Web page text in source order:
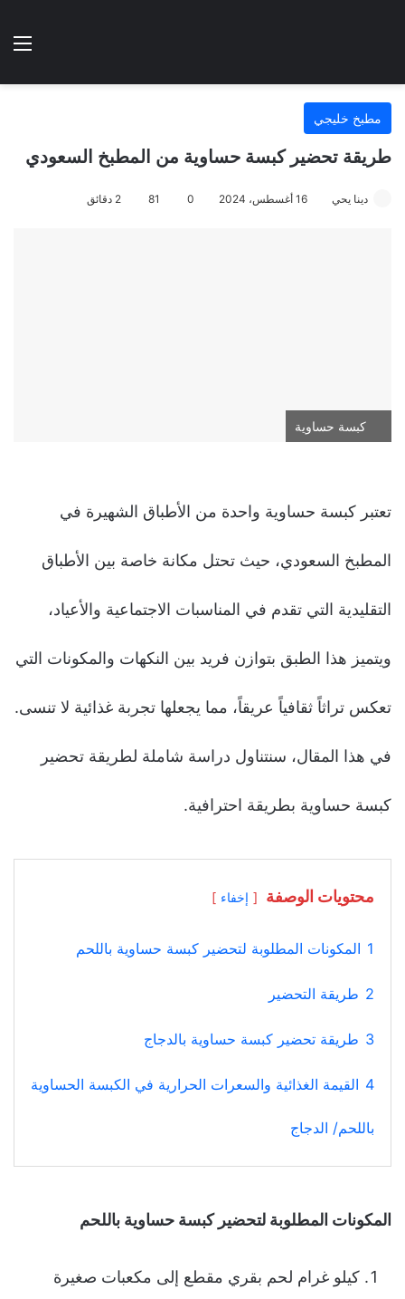
الوضع
مطبخ خليجي
طريقة تحضير كبسة حساوية من المطبخ السعودي
دينا يحي 16 أغسطس، 2024 0
81
كبسة حساوية
تعتبر كبسة حساوية واحدة من الأطباق الشهيرة في
المطبخ السعودي، حيث تحتل مكانة خاصة بين الأطباق
التقليدية التي تقدم في المناسبات الاجتماعية والأعياد،
ويتميز هذا الطبق بتوازن فريد بين النكهات والمكونات التي
تعكس تراثاً ثقافياً عريقاً، مما يجعلها تجربة غذائية لا تنسى.
في هذا المقال، سنتناول دراسة شاملة لطريقة تحضير
كبسة حساوية بطريقة احترافية.
محتويات الوصفة إخفاء
1 المكونات المطلوبة لتحضير كبسة حساوية باللحم
2 طريقة التحضير
3 طريقة تحضير كبسة حساوية بالدجاج
4 القيمة الغذائية والسعرات الحرارية في الكبسة الحساوية
باللحم/ الدجاج
المكونات المطلوبة لتحضير كبسة حساوية باللحم
كيلو غرام لحم بقري مقطع إلى مكعبات صغيرة